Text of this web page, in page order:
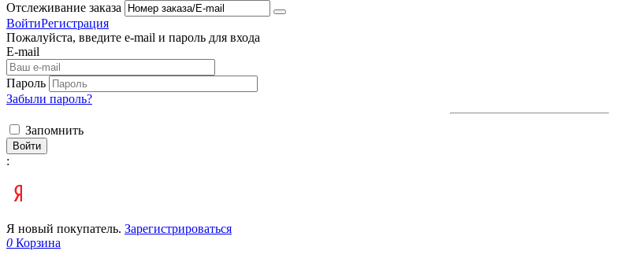
Отслеживание заказа
ВойтиРегистрация
Пожалуйста, введите e-mail и пароль для входа
E-mail
Пароль
Забыли пароль?
Запомнить
Войти
:
Я новый покупатель. Зарегистрироваться
0 Корзина